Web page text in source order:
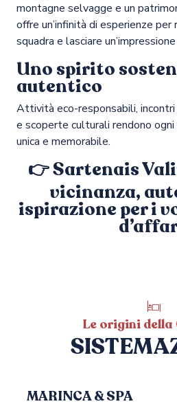
montagne selvagge e un
offre un’infinità di esperienze
squadra e lasciare
Uno spirito
autentico
Attività eco-responsabili,
e scoperte culturali rendono ogni
unica e memorabile.
👉 Sartenais
vicinanza,
ispirazione per i
Le origini della
MARINCA & SPA